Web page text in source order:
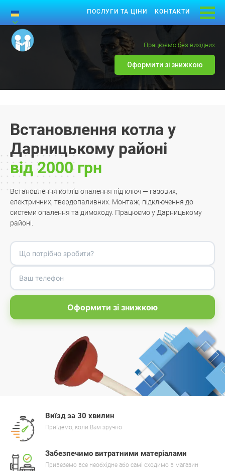
ПОСЛУГИ ТА ЦІНИ КОНТАКТИ
Працюємо без вихідних
Оформити зі знижкою
Встановлення котла у
Дарницькому районі
від 2000 грн
Встановлення котлів опалення під ключ — газових,
електричних, твердопаливних. Монтаж, підключення до
системи опалення та димоходу. Працюємо у Дарницькому
районі.
Оформити зі знижкою
Виїзд за 30 хвилин
Приїдемо, коли Вам зручно
Забезпечимо витратними матеріалами
Привеземо все необхідне або самі сходимо в магазин